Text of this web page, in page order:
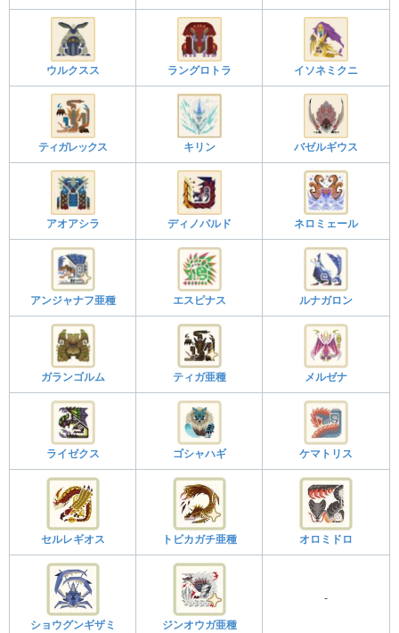
ウルクスス ラングロトラ イソネミクニ
ティガレックス キリン バゼルギウス
アオアシラ ディノバルド ネロミェール
アンジャナフ亜種 エスピナス ルナガロン
ガランゴルム ティガ亜種 メルゼナ
ライゼクス ゴシャハギ ケマトリス
セルレギオス トビカガチ亜種 オロミドロ
ショウグンギザミ ジンオウガ亜種
-